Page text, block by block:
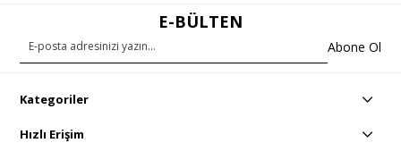
E-BÜLTEN
Abone Ol
Kategoriler
Hızlı Erişim